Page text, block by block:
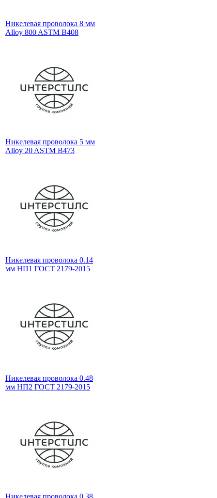
Никелевая проволока 8 мм
Alloy 800 ASTM B408
Никелевая проволока 5 мм
Alloy 20 ASTM B473
Никелевая проволока 0.14
мм НП1 ГОСТ 2179-2015
Никелевая проволока 0.48
мм НП2 ГОСТ 2179-2015
Никелевая проволока 0.38